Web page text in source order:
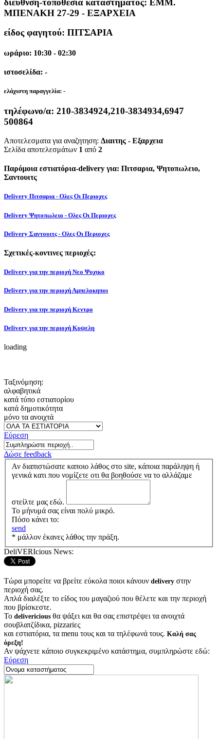
διεύθνση-τοποθεσία καταστήματος: ΕΜΜ.
ΜΠΕΝΑΚΗ 27-29 - ΕΞΑΡΧΕΙΑ
είδος φαγητού: ΠΙΤΣΑΡΙΑ
ωράριο: 10:30 - 02:30
ιστοσελίδα: -
ελάχιστη παραγγελία: -
τηλέφωνο/α: 210-3834924,210-3834934,6947
500864
Αποτελεσματα για αναζητηση: Διαιτης - Εξαρχεια
Σελίδα αποτελεσμάτων 1 από 2
Παρόμοια εστιατόρια-delivery για: Πιτσαρια, Ψητοπωλειο,
Σαντουιτς
Delivery Πιτσαρια - Ολες Οι Περιοχες
Delivery Ψητοπωλειο - Ολες Οι Περιοχες
Delivery Σαντουιτς - Ολες Οι Περιοχες
Σχετικές-κοντινες περιοχές:
Delivery για την περιοχή Νεο Ψυχικο
Delivery για την περιοχή Αμπελοκηποι
Delivery για την περιοχή Κεντρο
Delivery για την περιοχή Κυψελη
loading
Ταξινόμηση:
αλφαβητικά
κατά τύπο εστιατορίου
κατά δημοτικότητα
μόνο τα ανοιχτά
Εύρεση
Δώσε feedback
Αν διαπιστώσατε καποιο λάθος στο site, κάποια παράληψη ή
γενικά κατι που νομίζετε οτι θα βοηθούσε να το αλλάζαμε
στείλτε μας εδώ.
Το μήνυμά σας είναι πολύ μικρό.
Πόσο κάνει το:
send
* μάλλον έκανες λάθος την πράξη.
DeliVERIcious News:
Τώρα μπορείτε να βρείτε εύκολα ποιοι κάνουν delivery στην
περιοχή σας.
Απλά διαλέξτε το είδος του μαγαζιού που θέλετε και την περιοχή
που βρίσκεστε.
Το delivericious θα ψάξει και θα σας επιστρέψει τα ανοιχτά
σουβλατζίδικα, pizzariες
και εστιατόρια, τα menu τους και τα τηλέφωνά τους. Καλή σας
όρεξη!
Αν ψάχνετε κάποιο συγκεκριμένο κατάστημα, συμπληρώστε εδώ:
Εύρεση